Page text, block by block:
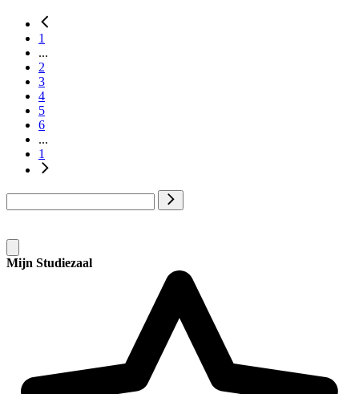
1
...
2
3
4
5
6
...
1
Mijn Studiezaal